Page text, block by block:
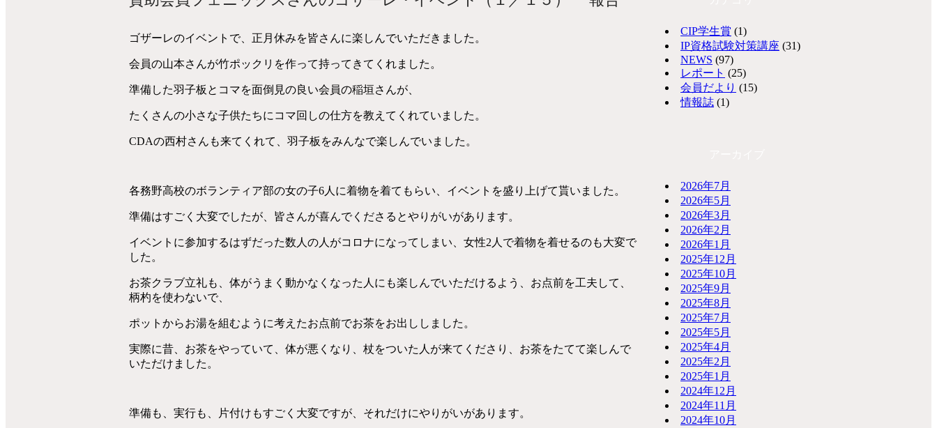
ゴザーレのイベントで、正月休みを皆さんに楽しんでいただきました。
会員の山本さんが竹ポックリを作って持ってきてくれました。
準備した羽子板とコマを面倒見の良い会員の稲垣さんが、
たくさんの小さな子供たちにコマ回しの仕方を教えてくれていました。
CDAの西村さんも来てくれて、羽子板をみんなで楽しんでいました。
各務野高校のボランティア部の女の子6人に着物を着てもらい、イベントを盛り上げて貰いました。
準備はすごく大変でしたが、皆さんが喜んでくださるとやりがいがあります。
イベントに参加するはずだった数人の人がコロナになってしまい、女性2人で着物を着せるのも大変で
した。
お茶クラブ立礼も、体がうまく動かなくなった人にも楽しんでいただけるよう、お点前を工夫して、
柄杓を使わないで、
ポットからお湯を組むように考えたお点前でお茶をお出ししました。
実際に昔、お茶をやっていて、体が悪くなり、杖をついた人が来てくださり、お茶をたてて楽しんで
いただけました。
準備も、実行も、片付けもすごく大変ですが、それだけにやりがいがあります。
CIP学生賞 (1)
IP資格試験対策講座 (31)
NEWS (97)
レポート (25)
会員だより (15)
情報誌 (1)
2026年7月
2026年5月
2026年3月
2026年2月
2026年1月
2025年12月
2025年10月
2025年9月
2025年8月
2025年7月
2025年5月
2025年4月
2025年2月
2025年1月
2024年12月
2024年11月
2024年10月